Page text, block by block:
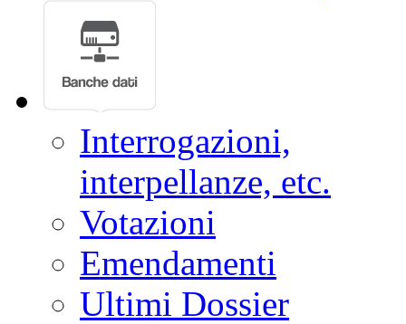
Interrogazioni,
interpellanze, etc.
Votazioni
Emendamenti
Ultimi Dossier